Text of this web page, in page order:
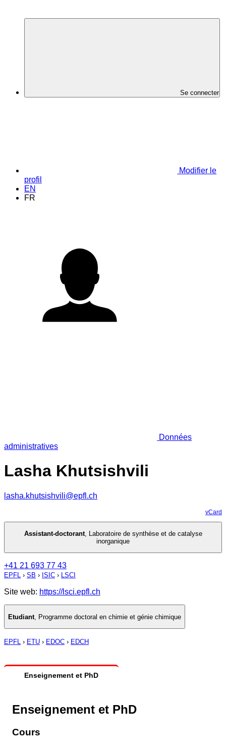
Se connecter
Modifier le
profil
EN
FR
Données
administratives
Lasha Khutsishvili
lasha.khutsishvili@epfl.ch
vCard
Assistant-doctorant, Laboratoire de synthèse et de catalyse
inorganique
+41 21 693 77 43
EPFL › SB › ISIC › LSCI
Site web: https://lsci.epfl.ch
Etudiant Programme doctoral en chimie et génie chimique
EPFL › ETU › EDOC › EDCH
Enseignement et PhD
Enseignement et PhD
Cours